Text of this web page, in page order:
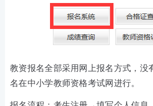
教资报名全部采用网上报名方式，没
名在中小学教师资格考试网进行。